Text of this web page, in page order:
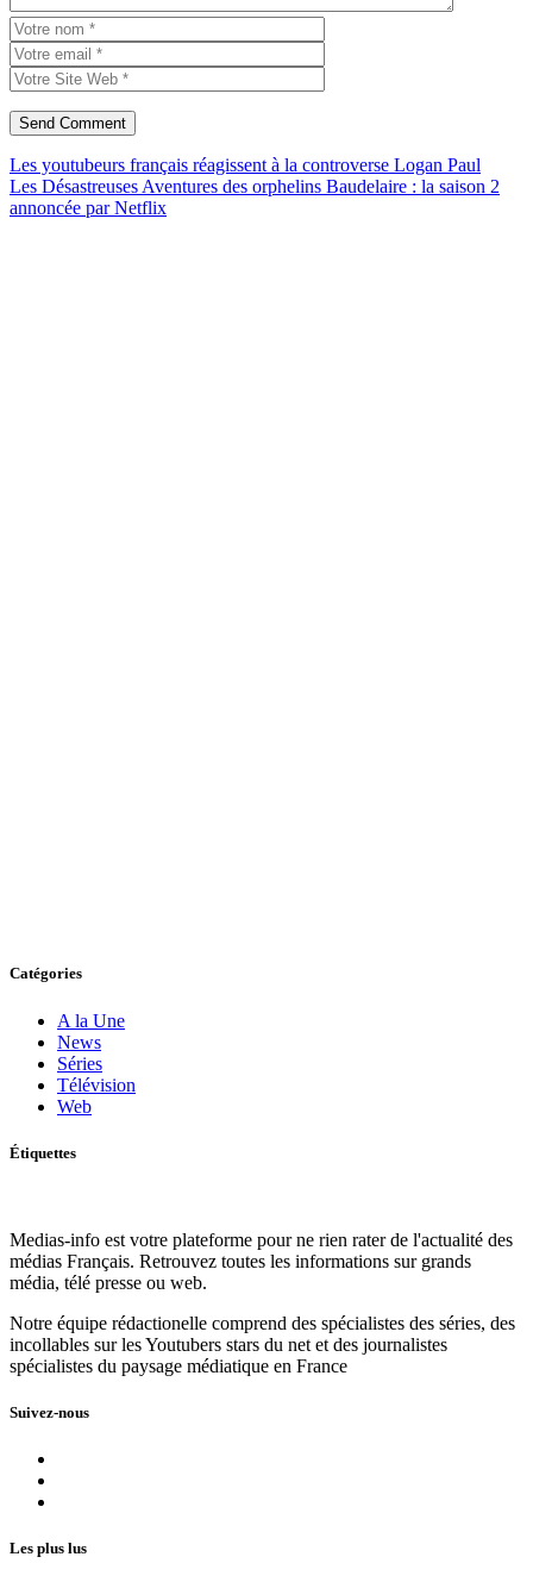
Les youtubeurs français réagissent à la controverse Logan Paul
Les Désastreuses Aventures des orphelins Baudelaire : la saison 2
annoncée par Netflix
Catégories
A la Une
News
Séries
Télévision
Web
Étiquettes
Medias-info est votre plateforme pour ne rien rater de l'actualité des
médias Français. Retrouvez toutes les informations sur grands
média, télé presse ou web.
Notre équipe rédactionelle comprend des spécialistes des séries, des
incollables sur les Youtubers stars du net et des journalistes
spécialistes du paysage médiatique en France
Suivez-nous
Les plus lus